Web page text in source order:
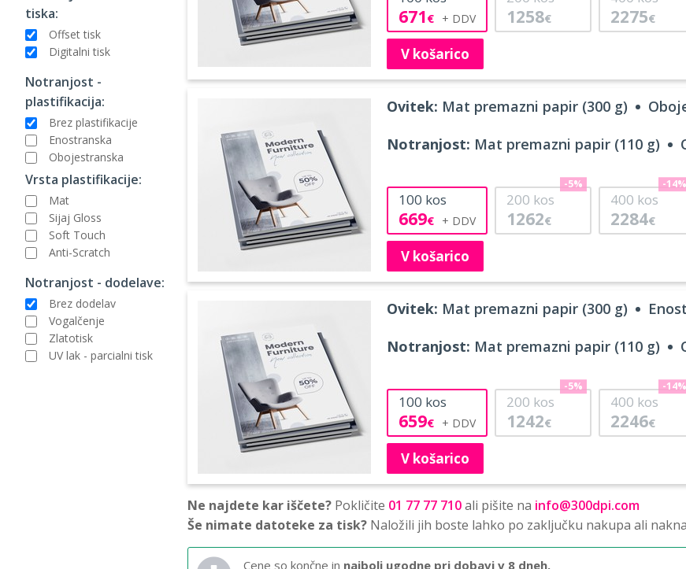
tiska:
Offset tisk
Digitalni tisk
Notranjost -
plastifikacija:
Brez plastifikacije
Enostranska
Obojestranska
Vrsta plastifikacije:
Mat
Sijaj Gloss
Soft Touch
Anti-Scratch
Notranjost - dodelave:
Brez dodelav
Vogalčenje
Zlatotisk
UV lak - parcialni tisk
671€ 1258€ 2275€
V košarico
Ovitek: Mat premazni papir (300 g)
Notranjost: Mat premazni papir (110 g)
100 kos
669€
200 kos
1262€
-5%
400 kos
2284€
-14%
V košarico
Ovitek: Mat premazni papir (300 g)
Notranjost: Mat premazni papir (110 g)
100 kos
659€
200 kos
1242€
-5%
400 kos
2246€
-14%
V košarico
Ne najdete kar iščete? Pokličite 01 77 77 710ali pišite na info@300dpi.com
Še nimate datoteke za tisk? Naložili jih boste lahko po zaključku nakupa ali
Cene so končne in najbolj ugodne pri dobavi v 8 dneh.